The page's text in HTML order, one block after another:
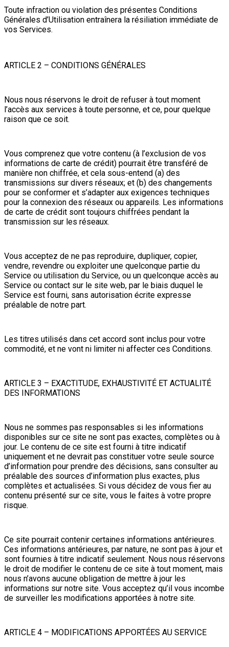
Toute infraction ou violation des présentes Conditions
Générales d’Utilisation entraînera la résiliation immédiate de
vos Services.
ARTICLE 2 – CONDITIONS GÉNÉRALES
Nous nous réservons le droit de refuser à tout moment
l’accès aux services à toute personne, et ce, pour quelque
raison que ce soit.
Vous comprenez que votre contenu (à l’exclusion de vos
informations de carte de crédit) pourrait être transféré de
manière non chiffrée, et cela sous-entend (a) des
transmissions sur divers réseaux; et (b) des changements
pour se conformer et s’adapter aux exigences techniques
pour la connexion des réseaux ou appareils. Les informations
de carte de crédit sont toujours chiffrées pendant la
transmission sur les réseaux.
Vous acceptez de ne pas reproduire, dupliquer, copier,
vendre, revendre ou exploiter une quelconque partie du
Service ou utilisation du Service, ou un quelconque accès au
Service ou contact sur le site web, par le biais duquel le
Service est fourni, sans autorisation écrite expresse
préalable de notre part.
Les titres utilisés dans cet accord sont inclus pour votre
commodité, et ne vont ni limiter ni affecter ces Conditions.
ARTICLE 3 – EXACTITUDE, EXHAUSTIVITÉ ET ACTUALITÉ
DES INFORMATIONS
Nous ne sommes pas responsables si les informations
disponibles sur ce site ne sont pas exactes, complètes ou à
jour. Le contenu de ce site est fourni à titre indicatif
uniquement et ne devrait pas constituer votre seule source
d’information pour prendre des décisions, sans consulter au
préalable des sources d’information plus exactes, plus
complètes et actualisées. Si vous décidez de vous fier au
contenu présenté sur ce site, vous le faites à votre propre
risque.
Ce site pourrait contenir certaines informations antérieures.
Ces informations antérieures, par nature, ne sont pas à jour et
sont fournies à titre indicatif seulement. Nous nous réservons
le droit de modifier le contenu de ce site à tout moment, mais
nous n’avons aucune obligation de mettre à jour les
informations sur notre site. Vous acceptez qu’il vous incombe
de surveiller les modifications apportées à notre site.
ARTICLE 4 – MODIFICATIONS APPORTÉES AU SERVICE